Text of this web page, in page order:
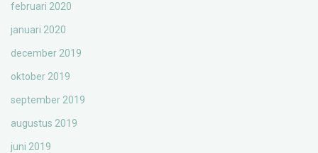
februari 2020
januari 2020
december 2019
oktober 2019
september 2019
augustus 2019
juni 2019